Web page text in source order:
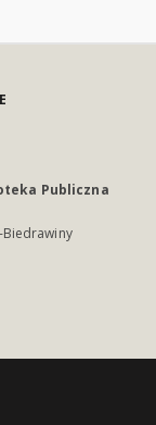
Publiczna
Biedrawiny